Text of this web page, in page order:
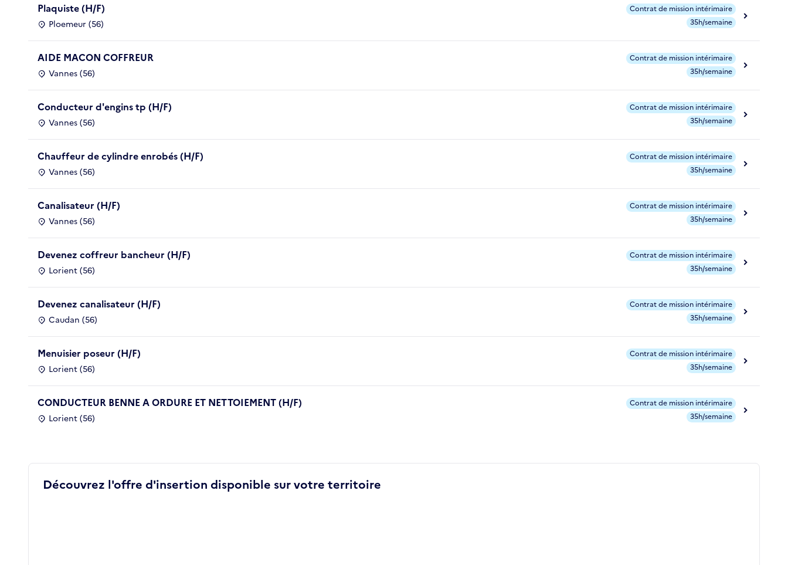
Plaquiste (H/F)
Ploemeur (56)
Contrat de mission intérimaire
35h/semaine
AIDE MACON COFFREUR
Vannes (56)
Contrat de mission intérimaire
35h/semaine
Conducteur d'engins tp (H/F)
Vannes (56)
Contrat de mission intérimaire
35h/semaine
Chauffeur de cylindre enrobés (H/F)
Vannes (56)
Contrat de mission intérimaire
35h/semaine
Canalisateur (H/F)
Vannes (56)
Contrat de mission intérimaire
35h/semaine
Devenez coffreur bancheur (H/F)
Lorient (56)
Contrat de mission intérimaire
35h/semaine
Devenez canalisateur (H/F)
Caudan (56)
Contrat de mission intérimaire
35h/semaine
Menuisier poseur (H/F)
Lorient (56)
Contrat de mission intérimaire
35h/semaine
CONDUCTEUR BENNE A ORDURE ET NETTOIEMENT (H/F)
Lorient (56)
Contrat de mission intérimaire
35h/semaine
Découvrez l'offre d'insertion disponible sur votre territoire